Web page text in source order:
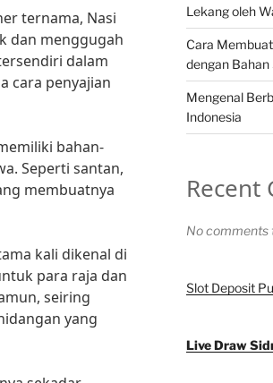
ternama, Nasi
dan menggugah
dalam
cara penyajian
bahan-
Seperti santan,
membuatnya
kali dikenal di
para raja dan
seiring
yang
Lekang oleh
Cara
dengan Bahan
Mengenal
Indonesia
Recent
No comments
Slot Deposit
Live Draw